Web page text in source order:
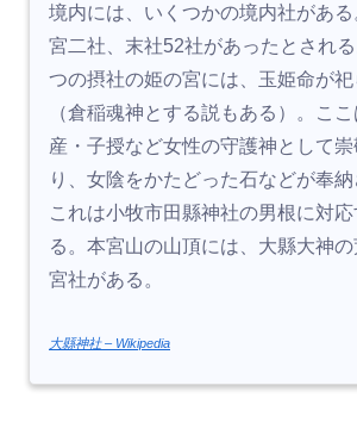
境内には、いくつかの境内社がある
宮二社、末社52社があったとされ
つの摂社の姫の宮には、玉姫命が祀
（倉稲魂神とする説もある）。こ
産・子授など女性の守護神として
り、女陰をかたどった石などが奉納
これは小牧市田縣神社の男根に対
る。本宮山の山頂には、大縣大神
宮社がある。
大縣神社 – Wikipedia